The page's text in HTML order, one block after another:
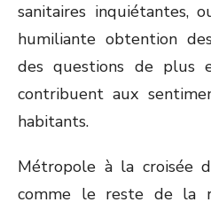
sanitaires inquiétantes,
humiliante obtention
des questions de plus
contribuent aux
habitants.
Métropole à la croisée
comme le reste de la